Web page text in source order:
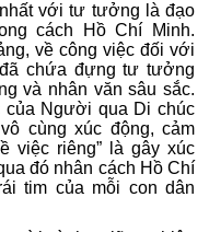
với tư tưởng là đạo
cách Hồ Chí Minh.
về công việc đối với
chứa đựng tư tưởng
và nhân văn sâu sắc.
Người qua Di chúc
cùng xúc động, cảm
việc riêng” là gây xúc
đó nhân cách Hồ Chí
tim của mỗi con dân